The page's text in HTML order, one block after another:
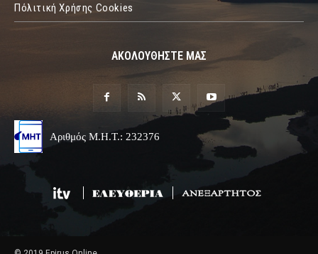
Πόλιτική Χρήσης Cookies
ΑΚΟΛΟΥΘΗΣΤΕ ΜΑΣ
Αριθμός Μ.Η.Τ.: 232376